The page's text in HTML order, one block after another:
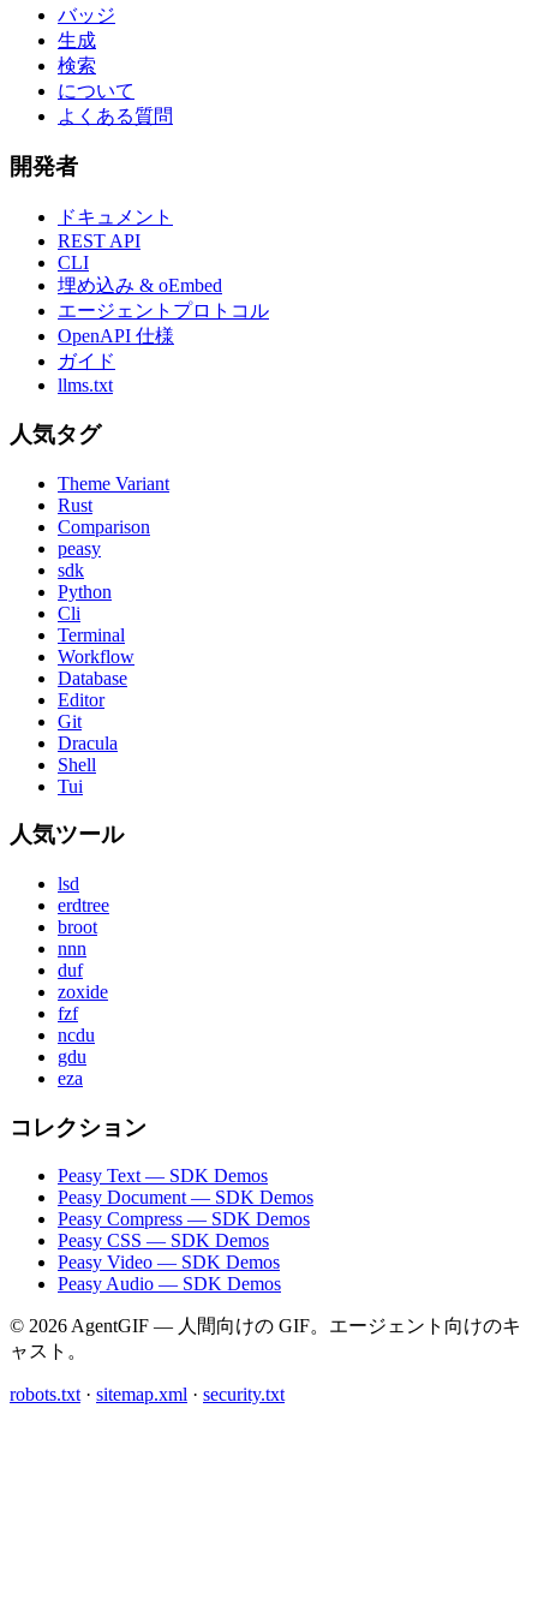
バッジ
生成
検索
について
よくある質問
開発者
ドキュメント
REST API
CLI
埋め込み & oEmbed
エージェントプロトコル
OpenAPI 仕様
ガイド
llms.txt
人気タグ
Theme Variant
Rust
Comparison
peasy
sdk
Python
Cli
Terminal
Workflow
Database
Editor
Git
Dracula
Shell
Tui
人気ツール
lsd
erdtree
broot
nnn
duf
zoxide
fzf
ncdu
gdu
eza
コレクション
Peasy Text — SDK Demos
Peasy Document — SDK Demos
Peasy Compress — SDK Demos
Peasy CSS — SDK Demos
Peasy Video — SDK Demos
Peasy Audio — SDK Demos
© 2026 AgentGIF — 人間向けの GIF。エージェント向けのキ
ャスト。
robots.txt · sitemap.xml · security.txt